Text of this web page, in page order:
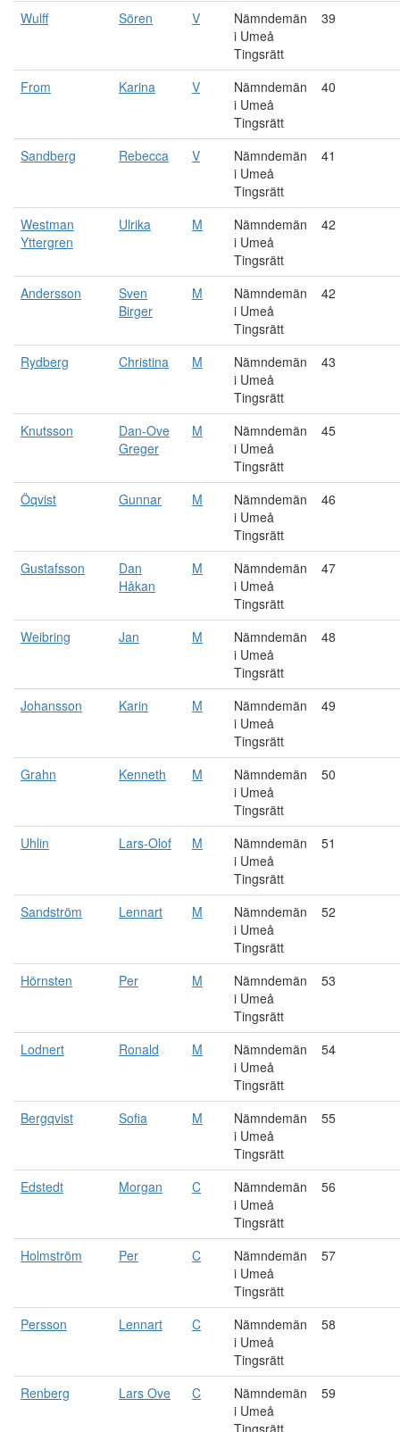
Wulff Sören V
Nämndemän
i Umeå
Tingsrätt
39
From Karina V
Nämndemän
i Umeå
Tingsrätt
40
Sandberg Rebecca V
Nämndemän
i Umeå
Tingsrätt
41
Westman
Yttergren
Ulrika M
Nämndemän
i Umeå
Tingsrätt
42
Andersson
Sven
Birger
M
Nämndemän
i Umeå
Tingsrätt
42
Rydberg Christina M
Nämndemän
i Umeå
Tingsrätt
43
Knutsson
Dan-Ove
Greger
M
Nämndemän
i Umeå
Tingsrätt
45
Öqvist Gunnar M
Nämndemän
i Umeå
Tingsrätt
46
Gustafsson
Dan
Håkan
M
Nämndemän
i Umeå
Tingsrätt
47
Weibring Jan M
Nämndemän
i Umeå
Tingsrätt
48
Johansson Karin M
Nämndemän
i Umeå
Tingsrätt
49
Grahn Kenneth M
Nämndemän
i Umeå
Tingsrätt
50
Uhlin Lars-Olof M
Nämndemän
i Umeå
Tingsrätt
51
Sandström Lennart M
Nämndemän
i Umeå
Tingsrätt
52
Hörnsten Per M
Nämndemän
i Umeå
Tingsrätt
53
Lodnert Ronald M
Nämndemän
i Umeå
Tingsrätt
54
Bergqvist Sofia M
Nämndemän
i Umeå
Tingsrätt
55
Edstedt Morgan C
Nämndemän
i Umeå
Tingsrätt
56
Holmström Per C
Nämndemän
i Umeå
Tingsrätt
57
Persson Lennart C
Nämndemän
i Umeå
Tingsrätt
58
Renberg Lars Ove C
Nämndemän
i Umeå
Tingsrätt
59